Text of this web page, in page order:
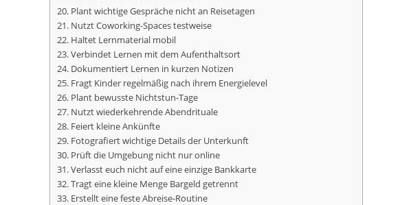
20. Plant wichtige Gespräche nicht an Reisetagen
21. Nutzt Coworking-Spaces testweise
22. Haltet Lernmaterial mobil
23. Verbindet Lernen mit dem Aufenthaltsort
24. Dokumentiert Lernen in kurzen Notizen
25. Fragt Kinder regelmäßig nach ihrem Energielevel
26. Plant bewusste Nichtstun-Tage
27. Nutzt wiederkehrende Abendrituale
28. Feiert kleine Ankünfte
29. Fotografiert wichtige Details der Unterkunft
30. Prüft die Umgebung nicht nur online
31. Verlasst euch nicht auf eine einzige Bankkarte
32. Tragt eine kleine Menge Bargeld getrennt
33. Erstellt eine feste Abreise-Routine